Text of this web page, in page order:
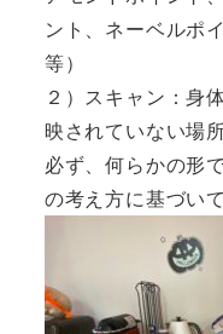
ント、ネーベルポ
等）
２）スキャン：身
映されていない場
必ず、何らかの形
の考え方に基づい